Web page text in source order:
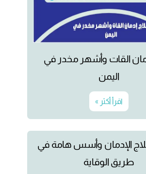
القات وأشهر مخدر في
اليمن
اقرأ أكثر »
الإدمان وأسس هامة في
طريق الوقاية